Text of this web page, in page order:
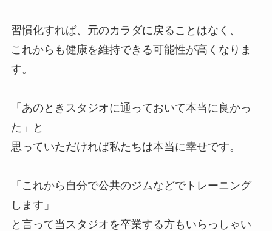
習慣化すれば、元のカラダに戻ることはなく、
これからも健康を維持できる可能性が高くなりま
す。
「あのときスタジオに通っておいて本当に良かっ
た」と
思っていただければ私たちは本当に幸せです。
「これから自分で公共のジムなどでトレーニング
します」
と言って当スタジオを卒業する方もいらっしゃい